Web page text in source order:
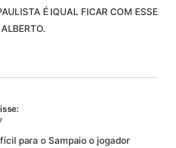
É IQUAL FICAR COM ESSE
para o Sampaio o jogador